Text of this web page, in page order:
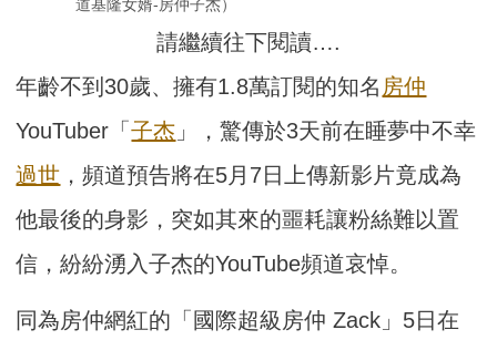
道基隆女婿-房仲子杰）
請繼續往下閱讀….
年齡不到30歲、擁有1.8萬訂閱的知名 房仲
YouTuber「子杰 」，驚傳於3天前在睡夢中不幸
過世 ，頻道預告將在5月7日上傳新影片竟成為
他最後的身影，突如其來的噩耗讓粉絲難以置
信，紛紛湧入子杰的YouTube頻道哀悼。
同為房仲網紅的「國際超級房仲 Zack」5日在